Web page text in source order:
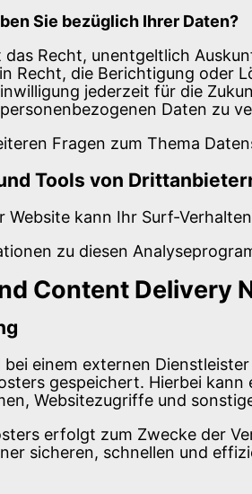
Sie bezüglich Ihrer Daten?
das Recht, unentgeltlich
Recht, die Berichtigung oder
jederzeit für die
Daten zu
Fragen zum Thema
Tools von
Website kann Ihr Surf-
zu diesen
Content Delivery
bei einem externen
gespeichert. Hierbei
Websitezugriffe und
erfolgt zum Zwecke der
sicheren, schnellen und